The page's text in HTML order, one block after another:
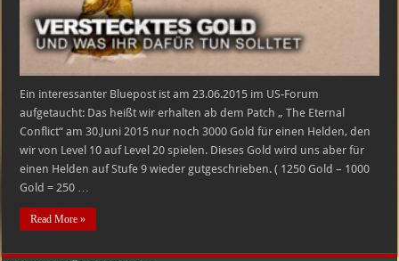
Ein interessanter Bluepost ist am 23.06.2015 im US-Forum
aufgetaucht: Das heißt wir erhalten ab dem Patch „ The Eternal
Conflict“ am 30.Juni 2015 nur noch 3000 Gold für einen Helden, den
wir von Level 10 auf Level 20 spielen. Dieses Gold wird uns aber für
einen Helden auf Stufe 9 wieder gutgeschrieben. ( 1250 Gold – 1000
Gold = 250 …
Read More »